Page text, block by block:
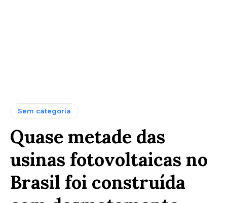
Sem categoria
Quase metade das
usinas fotovoltaicas no
Brasil foi construída